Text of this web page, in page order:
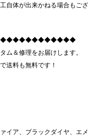
自体が出来かねる場合もご
ム＆修理をお届けします。
送料も無料です！
イア、ブラックダイヤ、エ